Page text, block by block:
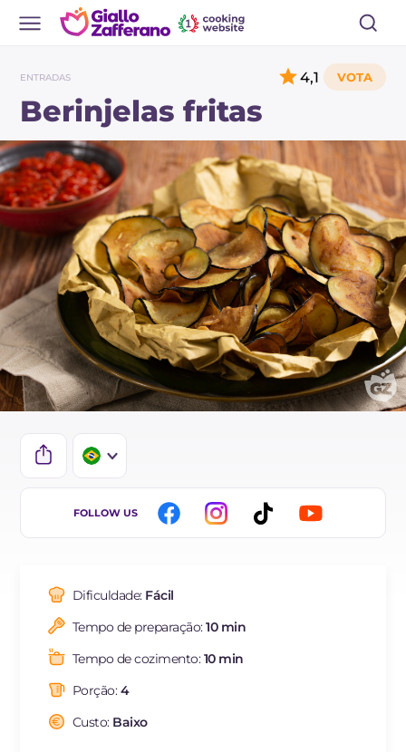
ENTRADAS
Berinjelas fritas
4,1
IT
ES
FR
FOLLOW US
Dificuldade: Fácil
Tempo de preparação:10 min
Tempo de cozimento:10 min
Porção:4
Custo: Baixo